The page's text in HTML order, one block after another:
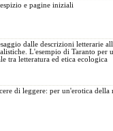
e pagine iniziali
dalle descrizioni letterarie
L'esempio di Taranto per
tra letteratura ed etica ecologica
di leggere: per un'erotica della